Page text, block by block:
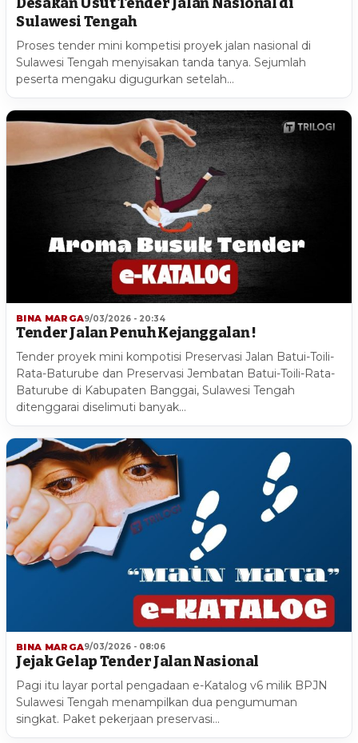
Sulawesi Tengah
Proses tender mini kompetisi proyek jalan nasional di
Sulawesi Tengah menyisakan tanda tanya. Sejumlah
peserta mengaku digugurkan setelah…
BINA MARGA9/03/2026 - 20:34
Tender Jalan Penuh Kejanggalan !
Tender proyek mini kompotisi Preservasi Jalan Batui-Toili-
Rata-Baturube dan Preservasi Jembatan Batui-Toili-Rata-
Baturube di Kabupaten Banggai, Sulawesi Tengah
ditenggarai diselimuti banyak…
BINA MARGA9/03/2026 - 08:06
Jejak Gelap Tender Jalan Nasional
Pagi itu layar portal pengadaan e-Katalog v6 milik BPJN
Sulawesi Tengah menampilkan dua pengumuman
singkat. Paket pekerjaan preservasi…